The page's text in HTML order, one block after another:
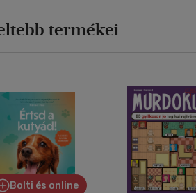
termékei
Bolti és online